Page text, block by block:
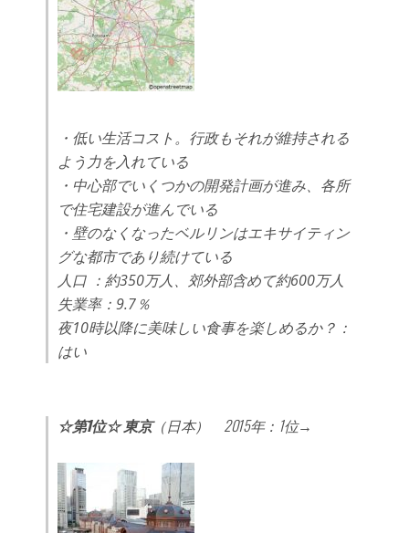
・低い生活コスト。行政もそれが維持される
よう力を入れている
・中心部でいくつかの開発計画が進み、各所
で住宅建設が進んでいる
・壁のなくなったベルリンはエキサイティン
グな都市であり続けている
人口 ：約350万人、郊外部含めて約600万人
失業率：9.7％
夜10時以降に美味しい食事を楽しめるか？：
はい
☆第1位☆ 東京（日本） 2015年：1位→